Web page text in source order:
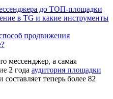
до ТОП-площадки
в TG и какие инструменты
продвижения
мессенджер, а самая
2 года аудитория площадки
составляет теперь более 82